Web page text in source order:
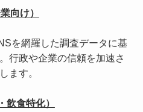
向け）
を網羅した調査データに基
行政や企業の信頼を加速さ
ます。
食特化）